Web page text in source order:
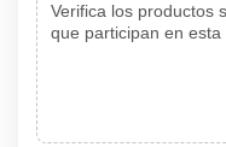
Verifica los productos
que participan en esta